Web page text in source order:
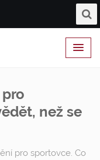
než se
pro sportovce. Co